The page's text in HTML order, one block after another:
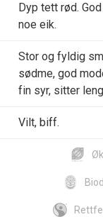
Dyp tett rød.
noe eik.
Stor og fyldig
sødme, god
fin syr, sitter
Vilt, biff.